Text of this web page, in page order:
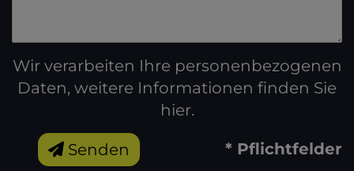
Wir verarbeiten Ihre personenbezogenen
Daten, weitere Informationen finden Sie
hier.
Senden * Pflichtfelder